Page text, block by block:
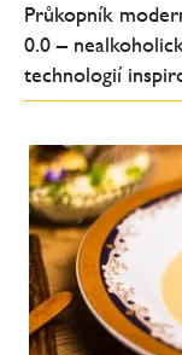
Průkopník
0.0 –
technologií